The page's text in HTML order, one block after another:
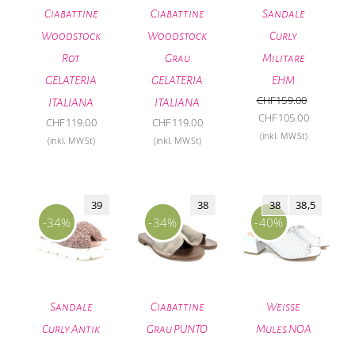
Ciabattine
Woodstock
Rot
GELATERIA
ITALIANA
CHF119.00
(inkl. MWSt)
Ciabattine
Woodstock
Grau
GELATERIA
ITALIANA
CHF119.00
(inkl. MWSt)
Sandale
Curly
Militare
EHM
CHF159.00
Ursprünglicher
Preis
CHF105.00Aktueller
(inkl. MWSt)
-34%
Sandale
Curly Antik
39
-34%
Ciabattine
Grau PUNTO
38
-40%
Weisse
Mules NOA
38 38,5